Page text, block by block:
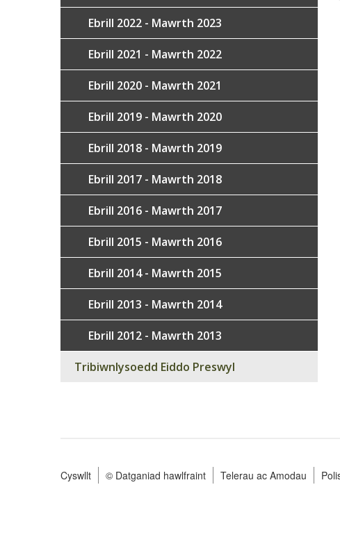
Ebrill 2022 - Mawrth 2023
Ebrill 2021 - Mawrth 2022
Ebrill 2020 - Mawrth 2021
Ebrill 2019 - Mawrth 2020
Ebrill 2018 - Mawrth 2019
Ebrill 2017 - Mawrth 2018
Ebrill 2016 - Mawrth 2017
Ebrill 2015 - Mawrth 2016
Ebrill 2014 - Mawrth 2015
Ebrill 2013 - Mawrth 2014
Ebrill 2012 - Mawrth 2013
Tribiwnlysoedd Eiddo Preswyl
Footer
Cyswllt © Datganiad hawlfraint Telerau ac Amodau